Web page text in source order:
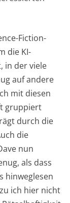
Fiction-
die KI-
in der viele
auf andere
mit diesen
gruppiert
durch die
die
nun
als dass
hinweglesen
ich hier nicht